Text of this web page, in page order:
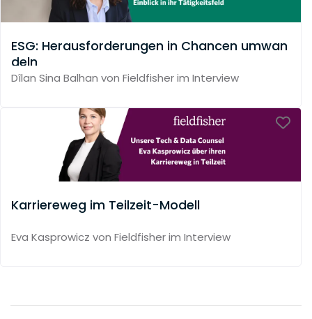
ESG: Herausforderungen in Chancen umwan
deln
Dîlan Sina Balhan von Fieldfisher im Interview
Karriereweg im Teilzeit-Modell
Eva Kasprowicz von Fieldfisher im Interview